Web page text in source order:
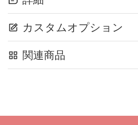
カスタムオプション
関連商品